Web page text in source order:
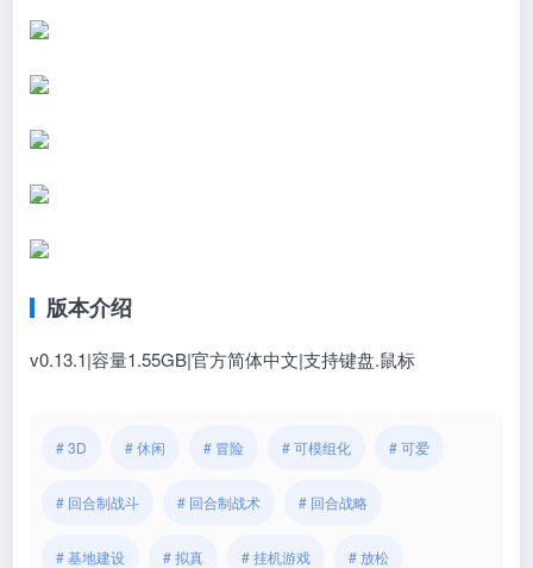
版本介绍
v0.13.1|容量1.55GB|官方简体中文|支持键盘.鼠标
# 3D # 休闲 # 冒险 # 可模组化 # 可爱
# 回合制战斗 # 回合制战术 # 回合战略
# 基地建设 # 拟真 # 挂机游戏 # 放松